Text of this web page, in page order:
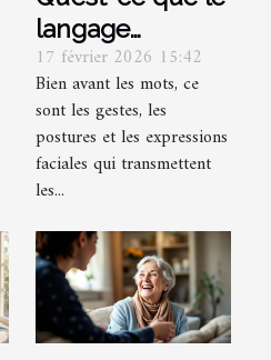
langage
corporel et
comment le
décrypter ?
17 février 2026 15:42
Bien avant les mots, ce
sont les gestes, les
postures et les expressions
faciales qui transmettent
les...